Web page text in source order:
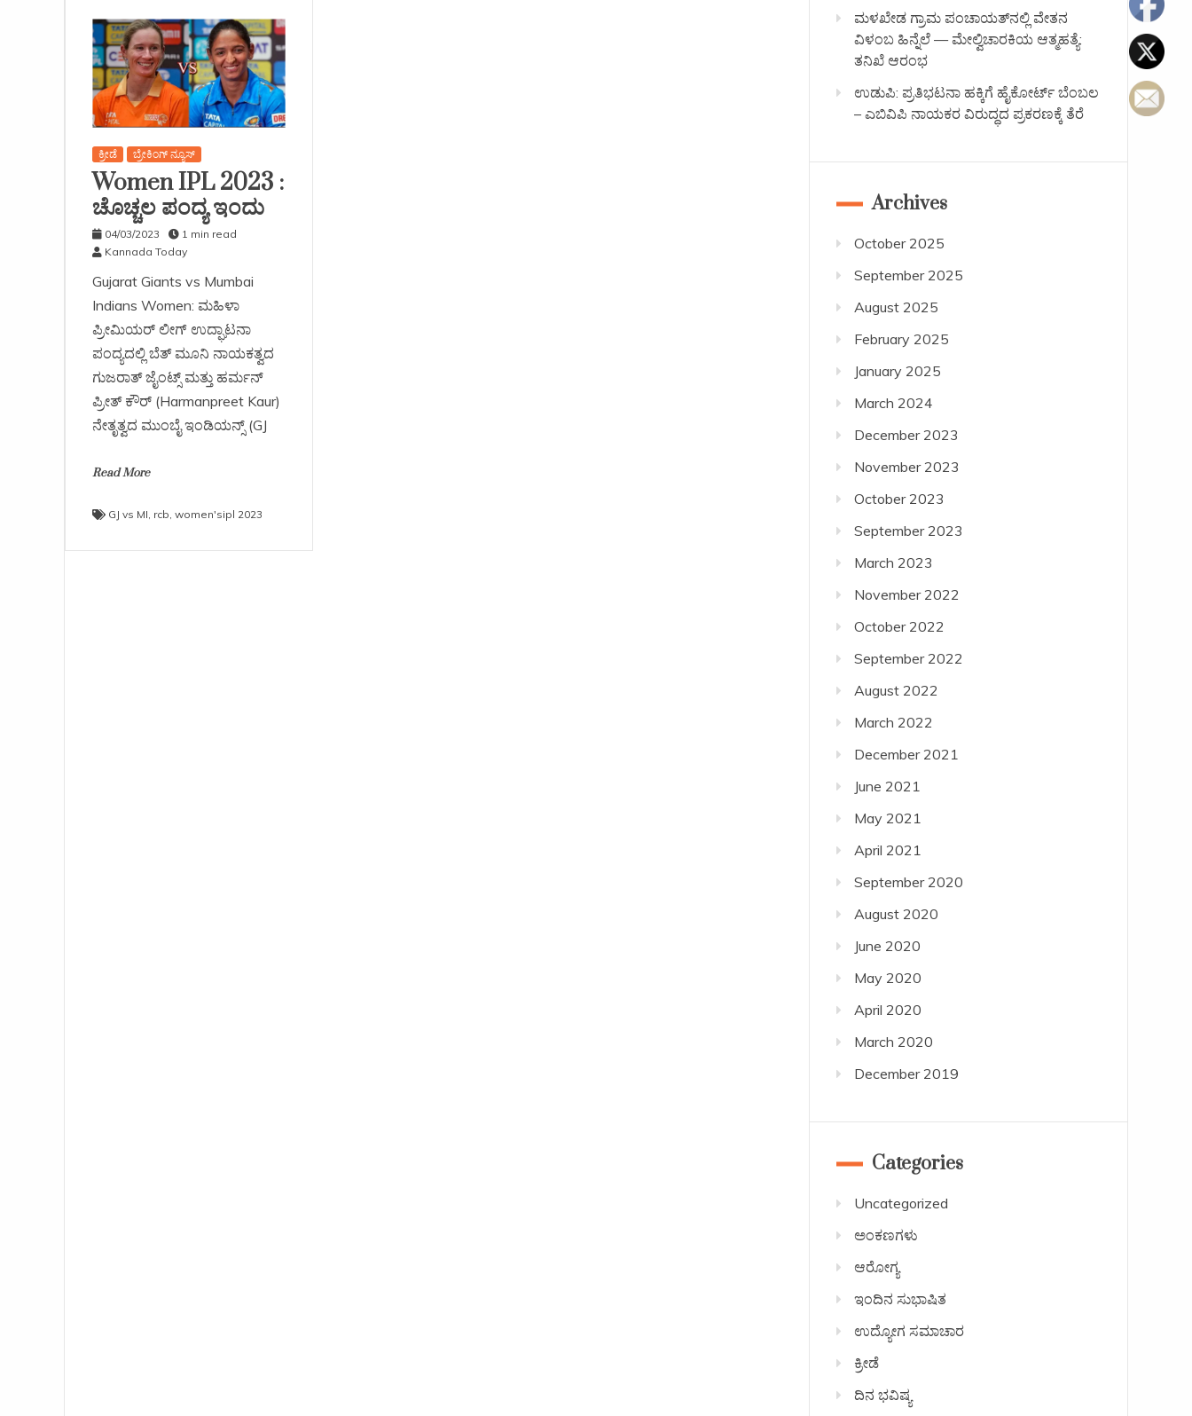
ಕ್ರೀಡೆ ಬ್ರೇಕಿಂಗ್ ನ್ಯೂಸ್
Women IPL 2023 :
ಚೊಚ್ಚಲ ಪಂದ್ಯ ಇಂದು
04/03/2023
1 min read
Kannada Today
Gujarat Giants vs Mumbai
Indians Women: ಮಹಿಳಾ
ಪ್ರೀಮಿಯರ್ ಲೀಗ್ ಉದ್ಘಾಟನಾ
ಪಂದ್ಯದಲ್ಲಿ ಬೆತ್ ಮೂನಿ ನಾಯಕತ್ವದ
ಗುಜರಾತ್ ಜೈಂಟ್ಸ್ ಮತ್ತು ಹರ್ಮನ್​
ಪ್ರೀತ್ ಕೌರ್ (Harmanpreet Kaur)
ನೇತೃತ್ವದ ಮುಂಬೈ ಇಂಡಿಯನ್ಸ್ (GJ
Read More
GJ vs MI rcb women'sipl 2023
ಮಳಖೇಡ ಗ್ರಾಮ ಪಂಚಾಯತ್‌ನಲ್ಲಿ ವೇತನ
ವಿಳಂಬ ಹಿನ್ನೆಲೆ — ಮೇಲ್ವಿಚಾರಕಿಯ ಆತ್ಮಹತ್ಯೆ:
ತನಿಖೆ ಆರಂಭ
ಉಡುಪಿ: ಪ್ರತಿಭಟನಾ ಹಕ್ಕಿಗೆ ಹೈಕೋರ್ಟ್ ಬೆಂಬಲ
– ಎಬಿವಿಪಿ ನಾಯಕರ ವಿರುದ್ಧದ ಪ್ರಕರಣಕ್ಕೆ ತೆರೆ
Archives
October 2025
September 2025
August 2025
February 2025
January 2025
March 2024
December 2023
November 2023
October 2023
September 2023
March 2023
November 2022
October 2022
September 2022
August 2022
March 2022
December 2021
June 2021
May 2021
April 2021
September 2020
August 2020
June 2020
May 2020
April 2020
March 2020
December 2019
Categories
Uncategorized
ಅಂಕಣಗಳು
ಆರೋಗ್ಯ
ಇಂದಿನ ಸುಭಾಷಿತ
ಉದ್ಯೋಗ ಸಮಾಚಾರ
ಕ್ರೀಡೆ
ದಿನ ಭವಿಷ್ಯ